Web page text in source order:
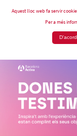
Aquest lloc web fa servir
Per a més
D'acord